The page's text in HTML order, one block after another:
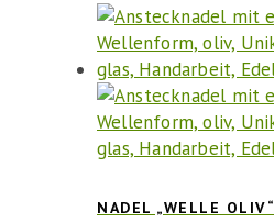
NADEL „WELLE OLIV“